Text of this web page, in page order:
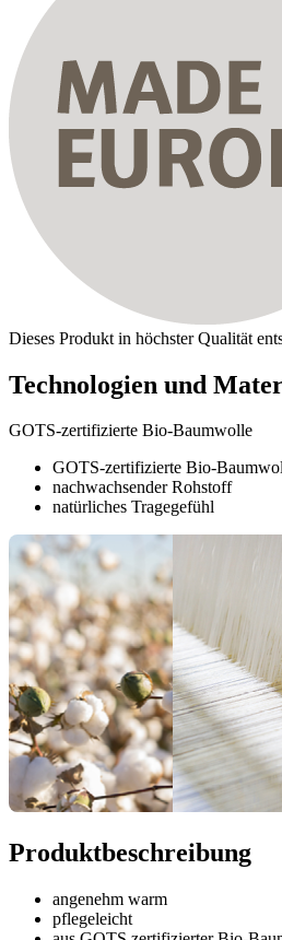
Dieses Produkt in höchster Qualität
Technologien und
GOTS-zertifizierte Bio-Baumwolle
GOTS-zertifizierte Bio-
nachwachsender Rohstoff
natürliches Tragegefühl
Produktbeschreibung
angenehm warm
pflegeleicht